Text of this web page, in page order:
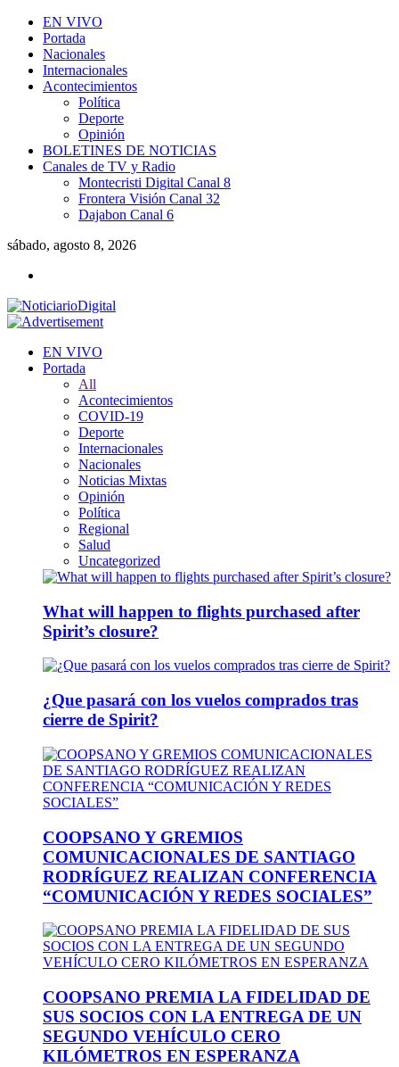
EN VIVO
Portada
Nacionales
Internacionales
Acontecimientos
Política
Deporte
Opinión
BOLETINES DE NOTICIAS
Canales de TV y Radio
Montecristi Digital Canal 8
Frontera Visión Canal 32
Dajabon Canal 6
sábado, agosto 8, 2026
EN VIVO
Portada
All
Acontecimientos
COVID-19
Deporte
Internacionales
Nacionales
Noticias Mixtas
Opinión
Política
Regional
Salud
Uncategorized
What will happen to flights purchased after
Spirit’s closure?
¿Que pasará con los vuelos comprados tras
cierre de Spirit?
COOPSANO Y GREMIOS
COMUNICACIONALES DE SANTIAGO
RODRÍGUEZ REALIZAN CONFERENCIA
“COMUNICACIÓN Y REDES SOCIALES”
COOPSANO PREMIA LA FIDELIDAD DE
SUS SOCIOS CON LA ENTREGA DE UN
SEGUNDO VEHÍCULO CERO
KILÓMETROS EN ESPERANZA